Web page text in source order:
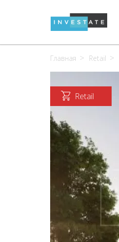
Главная Retail
Retail